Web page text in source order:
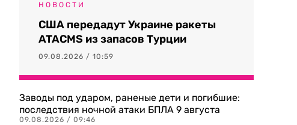
НОВОСТИ
США передадут Украине ракеты
ATACMS из запасов Турции
09.08.2026 / 10:59
Заводы под ударом, раненые дети и погибшие:
последствия ночной атаки БПЛА 9 августа
09.08.2026 / 09:46